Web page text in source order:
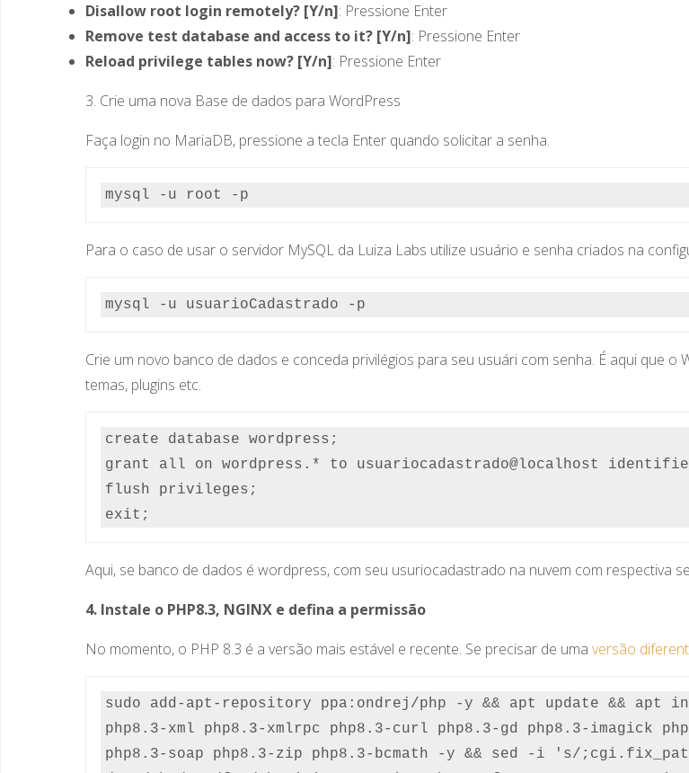
Disallow root login remotely? [Y/n]: Pressione Enter
Remove test database and access to it? [Y/n]: Pressione Enter
Reload privilege tables now? [Y/n]: Pressione Enter
3. Crie uma nova Base de dados para WordPress
Faça login no MariaDB, pressione a tecla Enter quando solicitar a senha.
mysql -u root -p
Para o caso de usar o servidor MySQL da Luiza Labs utilize usuário e senha criados na
mysql -u usuarioCadastrado -p
Crie um novo banco de dados e conceda privilégios para seu usuári com senha. É aqui que
temas, plugins etc.
create database wordpress;
grant all on wordpress.* to usuariocadastrado@localhost identified
flush privileges;
exit;
Aqui, se banco de dados é wordpress, com seu usuriocadastrado na nuvem com respectiva
4. Instale o PHP8.3, NGINX e defina a permissão
No momento, o PHP 8.3 é a versão mais estável e recente. Se precisar de uma versão
sudo add-apt-repository ppa:ondrej/php -y && apt update && apt
php8.3-xml php8.3-xmlrpc php8.3-curl php8.3-gd php8.3-imagick
php8.3-soap php8.3-zip php8.3-bcmath -y && sed -i 's/